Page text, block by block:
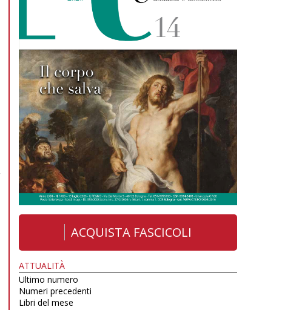
ACQUISTA FASCICOLI
ATTUALITÀ
Ultimo numero
Numeri precedenti
Libri del mese